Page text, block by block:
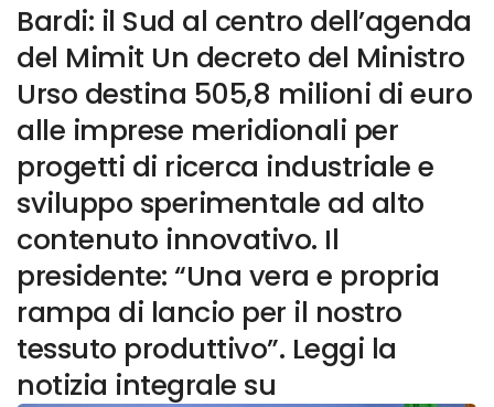
Bardi: il Sud al centro dell’agenda
del Mimit Un decreto del Ministro
Urso destina 505,8 milioni di euro
alle imprese meridionali per
progetti di ricerca industriale e
sviluppo sperimentale ad alto
contenuto innovativo. Il
presidente: “Una vera e propria
rampa di lancio per il nostro
tessuto produttivo”. Leggi la
notizia integrale su